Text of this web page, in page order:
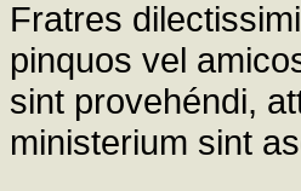
Fratres
pinquos vel
sint provehéndi,
ministerium sint